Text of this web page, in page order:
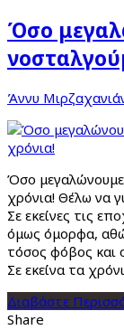
Όσο
Άννυ
Όσο
χρόνια! Θέλω να
Σε εκείνες τις
όμως όμορφα,
τόσος φόβος και
Σε εκείνα τα
Διαβάστε
Share